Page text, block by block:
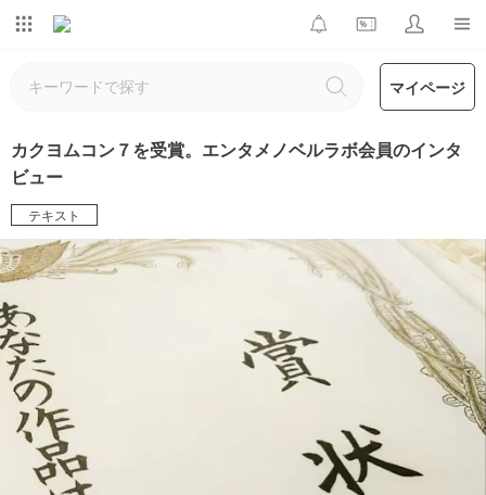
マイページ
カクヨムコン７を受賞。エンタメノベルラボ会員のインタ
ビュー
テキスト